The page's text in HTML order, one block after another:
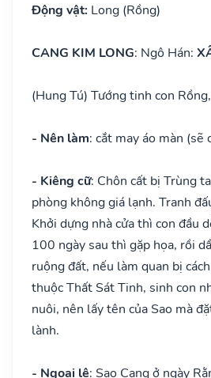
Động vật: Long (Rồng)
CANG KIM LONG: Ngô Hán:
(Hung Tú) Tướng tinh con
- Nên làm: cắt may áo màn (sẽ
- Kiêng cữ: Chôn cất bị Trùng
phòng không giá lạnh. Tranh
Khởi dựng nhà cửa thì con đầu
100 ngày sau thì gặp họa, rồi
ruộng đất, nếu làm quan bị
thuộc Thất Sát Tinh, sinh con
nuôi, nên lấy tên của Sao mà
lành.
- Ngoại lệ: Sao Cang ở ngày